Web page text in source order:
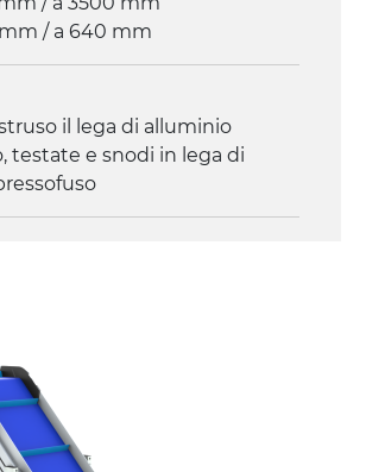
protezione termica motore
/ a 640 mm
il lega di alluminio
testate e snodi in lega di
sostegno
con cerniere in lega di
gambe in tubolare
ruote pivottanti